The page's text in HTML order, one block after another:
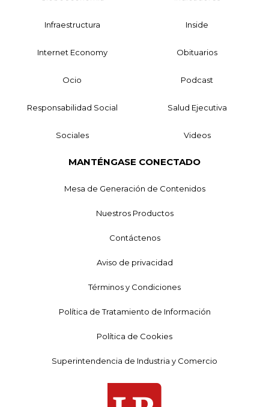
Infraestructura Inside
Internet Economy Obituarios
Ocio Podcast
Responsabilidad Social Salud Ejecutiva
Sociales Videos
MANTÉNGASE CONECTADO
Mesa de Generación de Contenidos
Nuestros Productos
Contáctenos
Aviso de privacidad
Términos y Condiciones
Política de Tratamiento de Información
Política de Cookies
Superintendencia de Industria y Comercio